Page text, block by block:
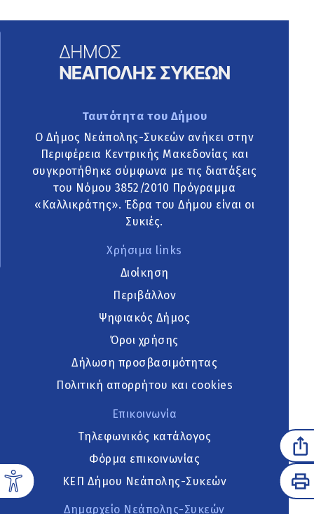
Ταυτότητα του Δήμου
Ο Δήμος Νεάπολης-Συκεών ανήκει στην
Περιφέρεια Κεντρικής Μακεδονίας και
συγκροτήθηκε σύμφωνα με τις διατάξεις
του Νόμου 3852/2010 Πρόγραμμα
«Καλλικράτης». Έδρα του Δήμου είναι οι
Συκιές.
Χρήσιμα links
Διοίκηση
Περιβάλλον
Ψηφιακός Δήμος
Όροι χρήσης
Δήλωση προσβασιμότητας
Πολιτική απορρήτου και cookies
Επικοινωνία
Τηλεφωνικός κατάλογος
Φόρμα επικοινωνίας
ΚΕΠ Δήμου Νεάπολης-Συκεών
Δημαρχείο Νεάπολης-Συκεών